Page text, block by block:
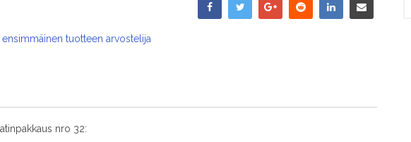
ensimmäinen tuotteen arvostelija
nro 32: